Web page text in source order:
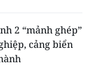
2 “mảnh ghép”
cảng biển